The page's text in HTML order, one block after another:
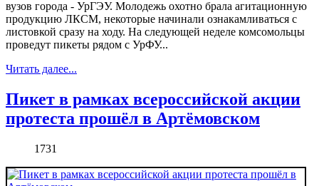
вузов города - УрГЭУ. Молодежь охотно брала агитационную
продукцию ЛКСМ, некоторые начинали ознакамливаться с
листовкой сразу на ходу. На следующей неделе комсомольцы
проведут пикеты рядом с УрФУ...
Читать далее...
Пикет в рамках всероссийской акции
протеста прошёл в Артёмовском
1731